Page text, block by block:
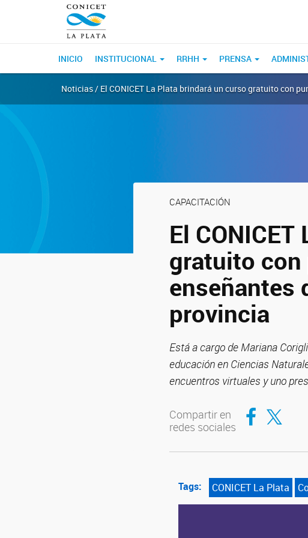
INICIO INSTITUCIONAL RRHH PRENSA
Noticias / El CONICET La Plata brindará un curso gratuito con
CAPACITACIÓN
El
gratuito con
enseñantes
provincia
Está a cargo de Mariana
educación en Ciencias
encuentros virtuales y uno
Compartir en
redes sociales
Compartir en
Compartir en
Tags: CONICET La Plata